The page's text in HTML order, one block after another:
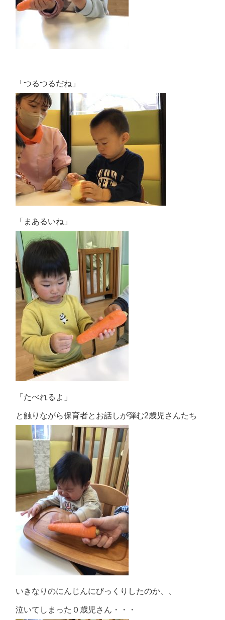
「つるつるだね」
「まあるいね」
「たべれるよ」
と触りながら保育者とお話しが弾む2歳児さんたち
いきなりのにんじんにびっくりしたのか、、
泣いてしまった０歳児さん・・・